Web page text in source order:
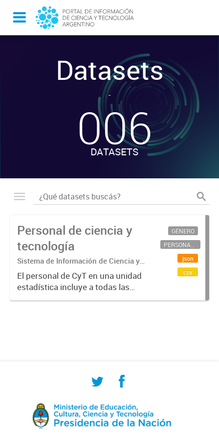
Datasets
-
006
DATASETS
Personal de ciencia y
tecnología
Sistema de Información de Ciencia y
Tecnología Argentino (SICYTAR)
El personal de CyT en una unidad
estadística incluye a todas las
personas involucradas
GÉNERO
PERSONAL CIENTÍFICO-TECNOLÓGICO
json
csv